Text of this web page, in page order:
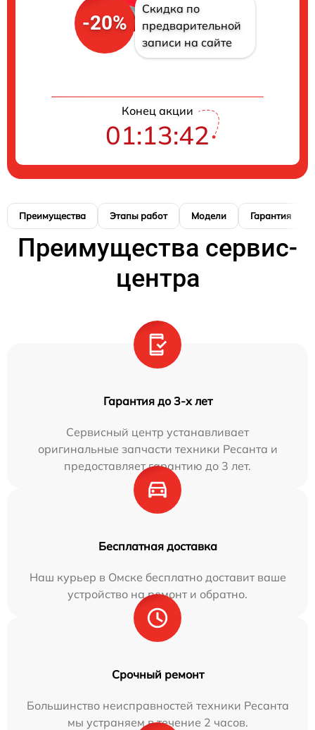
-20%
Скидка по
предварительной
записи на сайте
Конец акции
01:13:41
Преимущества Этапы работ Модели Гарантия
Преимущества сервис-
центра
Гарантия до 3-х лет
Сервисный центр устанавливает
оригинальные запчасти техники Ресанта и
предоставляет гарантию до 3 лет.
Бесплатная доставка
Наш курьер в Омске бесплатно доставит ваше
устройство на ремонт и обратно.
Срочный ремонт
Большинство неисправностей техники Ресанта
мы устраняем в течение 2 часов.